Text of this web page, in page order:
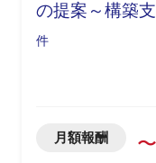
の提案～構築
件
月額報酬